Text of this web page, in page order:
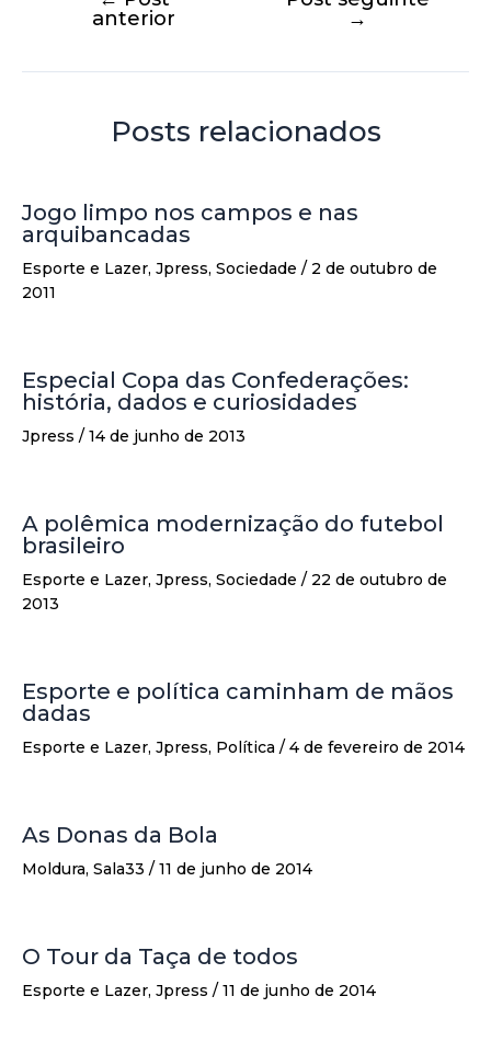
anterior →
Posts relacionados
Jogo limpo nos campos e nas
arquibancadas
Esporte e Lazer, Jpress, Sociedade / 2 de outubro de
2011
Especial Copa das Confederações:
história, dados e curiosidades
Jpress / 14 de junho de 2013
A polêmica modernização do futebol
brasileiro
Esporte e Lazer, Jpress, Sociedade / 22 de outubro de
2013
Esporte e política caminham de mãos
dadas
Esporte e Lazer, Jpress, Política / 4 de fevereiro de 2014
As Donas da Bola
Moldura, Sala33 / 11 de junho de 2014
O Tour da Taça de todos
Esporte e Lazer, Jpress / 11 de junho de 2014